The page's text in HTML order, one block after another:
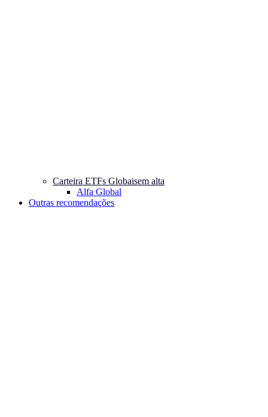
Carteira ETFs Globaisem alta
Alfa Global
Outras recomendações